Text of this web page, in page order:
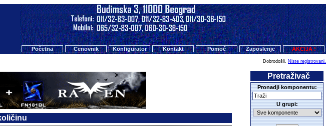
Početna Cenovnik Konfigurator Kontakt Pomoć Zaposlenje AKCIJA !
Dobrodošli. Niste registrovani.
Pretraživač
Pronadji komponentu:
U grupi: